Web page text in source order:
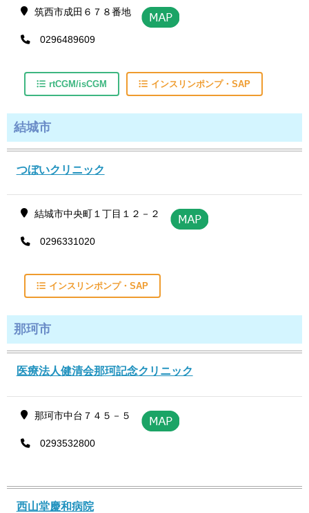
筑西市成田６７８番地
0296489609
rtCGM/isCGM インスリンポンプ・SAP
結城市
つぼいクリニック
結城市中央町１丁目１２－２
0296331020
インスリンポンプ・SAP
那珂市
医療法人健清会那珂記念クリニック
那珂市中台７４５－５
0293532800
西山堂慶和病院